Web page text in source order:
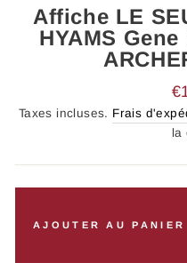
Affiche LE
HYAMS
Taxes incluses. Frais
la
AJOUTER AU PANIER